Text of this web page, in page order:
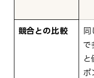
競合との比較
同
で
ポ